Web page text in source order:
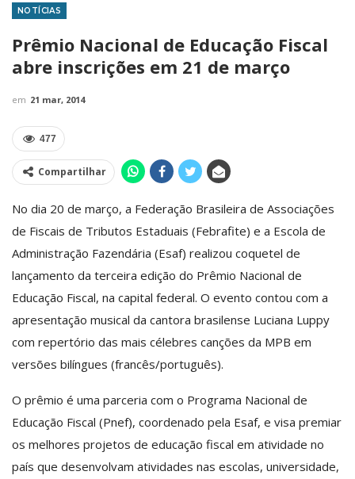
NOTÍCIAS
Prêmio Nacional de Educação Fiscal
abre inscrições em 21 de março
em 21 mar, 2014
477
Compartilhar
No dia 20 de março, a Federação Brasileira de Associações
de Fiscais de Tributos Estaduais (Febrafite) e a Escola de
Administração Fazendária (Esaf) realizou coquetel de
lançamento da terceira edição do Prêmio Nacional de
Educação Fiscal, na capital federal. O evento contou com a
apresentação musical da cantora brasilense Luciana Luppy
com repertório das mais célebres canções da MPB em
versões bilíngues (francês/português).
O prêmio é uma parceria com o Programa Nacional de
Educação Fiscal (Pnef), coordenado pela Esaf, e visa premiar
os melhores projetos de educação fiscal em atividade no
país que desenvolvam atividades nas escolas, universidade,